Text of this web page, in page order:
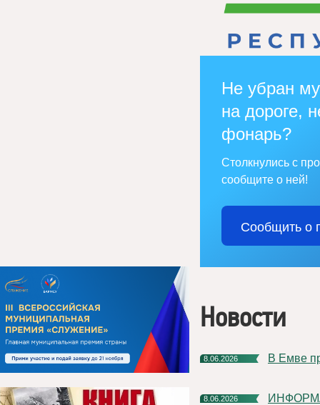
Не убран
на дороге,
фонарь?
Столкнулись с
сообщите о ней!
Сообщить о
Новости
8.06.2026 В Емве
8.06.2026